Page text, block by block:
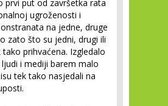
prvi put od završetka rata
ugroženosti i
na jedne, druge
zato što su jedni, drugi ili
prihvaćena. Izgledalo
i mediji barem malo
tek tako nasjedali na